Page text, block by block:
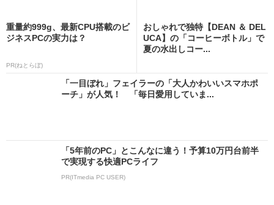
重量約999g、最新CPU搭載のビ
ジネスPCの実力は？
PR(ねとらぼ)
おしゃれで独特【DEAN ＆ DEL
UCA】の「コーヒーボトル」で
夏の水出しコー...
「一目ぼれ」フェイラーの「大人かわいいスマホポ
ーチ」が人気！ 「毎日愛用していま...
「5年前のPC」とこんなに違う！予算10万円台前半
で実現する快適PCライフ
PR(ITmedia PC USER)